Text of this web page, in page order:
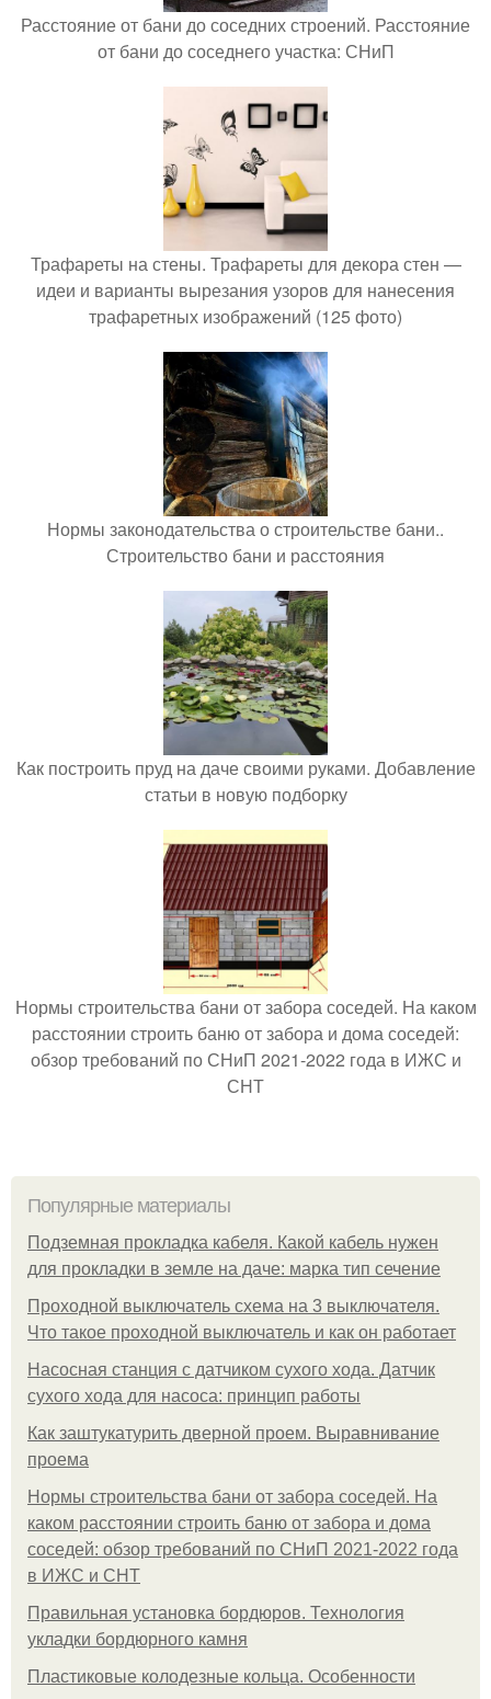
Расстояние от бани до соседних строений. Расстояние
от бани до соседнего участка: СНиП
Трафареты на стены. Трафареты для декора стен —
идеи и варианты вырезания узоров для нанесения
трафаретных изображений (125 фото)
Нормы законодательства о строительстве бани..
Строительство бани и расстояния
Как построить пруд на даче своими руками. Добавление
статьи в новую подборку
Нормы строительства бани от забора соседей. На каком
расстоянии строить баню от забора и дома соседей:
обзор требований по СНиП 2021-2022 года в ИЖС и
СНТ
Популярные материалы
Подземная прокладка кабеля. Какой кабель нужен
для прокладки в земле на даче: марка тип сечение
Проходной выключатель схема на 3 выключателя.
Что такое проходной выключатель и как он работает
Насосная станция с датчиком сухого хода. Датчик
сухого хода для насоса: принцип работы
Как заштукатурить дверной проем. Выравнивание
проема
Нормы строительства бани от забора соседей. На
каком расстоянии строить баню от забора и дома
соседей: обзор требований по СНиП 2021-2022 года
в ИЖС и СНТ
Правильная установка бордюров. Технология
укладки бордюрного камня
Пластиковые колодезные кольца. Особенности